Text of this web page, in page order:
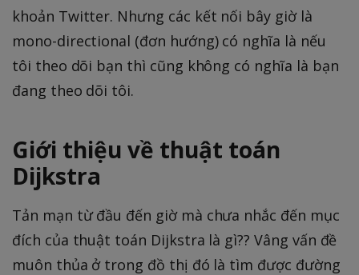
khoản Twitter. Nhưng các kết nối bây giờ là
mono-directional (đơn hướng) có nghĩa là nếu
tôi theo dõi bạn thì cũng không có nghĩa là bạn
đang theo dõi tôi.
Giới thiệu về thuật toán
Dijkstra
Tản mạn từ đầu đến giờ mà chưa nhắc đến mục
đích của thuật toán Dijkstra là gì?? Vâng vấn đề
muôn thủa ở trong đồ thị đó là tìm được đường